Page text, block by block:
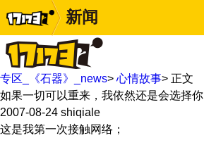
新闻
专区_《石器》_news> 心情故事> 正文
如果一切可以重来，我依然还是会选择你
2007-08-24 shiqiale
这是我第一次接触网络；